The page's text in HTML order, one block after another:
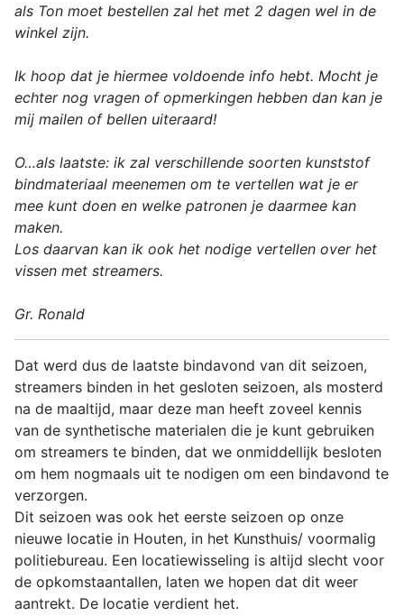
als Ton moet bestellen zal het met 2 dagen wel in de
winkel zijn.
Ik hoop dat je hiermee voldoende info hebt. Mocht je
echter nog vragen of opmerkingen hebben dan kan je
mij mailen of bellen uiteraard!
O…als laatste: ik zal verschillende soorten kunststof
bindmateriaal meenemen om te vertellen wat je er
mee kunt doen en welke patronen je daarmee kan
maken.
Los daarvan kan ik ook het nodige vertellen over het
vissen met streamers.
Gr. Ronald
Dat werd dus de laatste bindavond van dit seizoen,
streamers binden in het gesloten seizoen, als mosterd
na de maaltijd, maar deze man heeft zoveel kennis
van de synthetische materialen die je kunt gebruiken
om streamers te binden, dat we onmiddellijk besloten
om hem nogmaals uit te nodigen om een bindavond te
verzorgen.
Dit seizoen was ook het eerste seizoen op onze
nieuwe locatie in Houten, in het Kunsthuis/ voormalig
politiebureau. Een locatiewisseling is altijd slecht voor
de opkomstaantallen, laten we hopen dat dit weer
aantrekt. De locatie verdient het.